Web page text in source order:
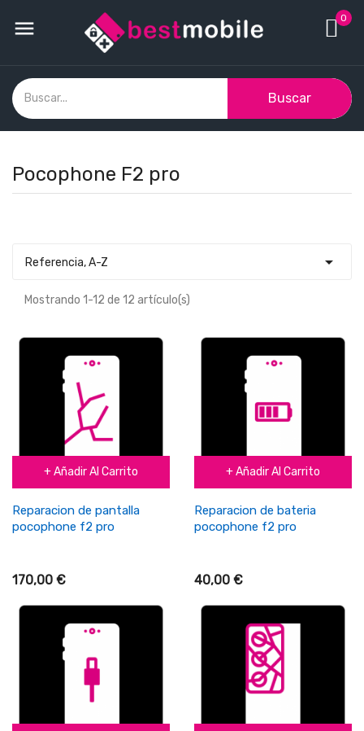
 0
Buscar
Pocophone F2 pro
Referencia, A-Z 
Mostrando 1-12 de 12 artículo(s)
+ Añadir Al Carrito
Reparacion de pantalla
pocophone f2 pro
170,00 €
+ Añadir Al Carrito
Reparacion de bateria
pocophone f2 pro
40,00 €